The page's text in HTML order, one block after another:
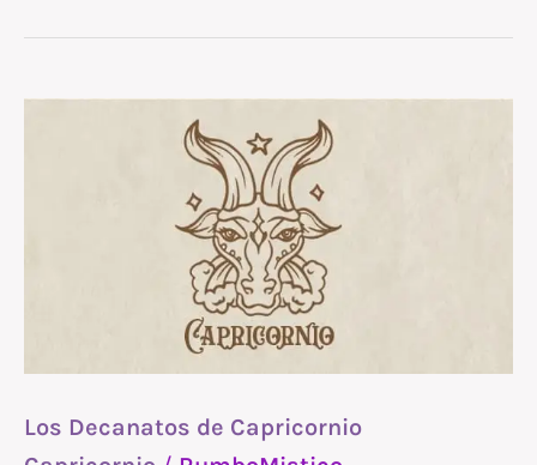
Los Decanatos de Capricornio